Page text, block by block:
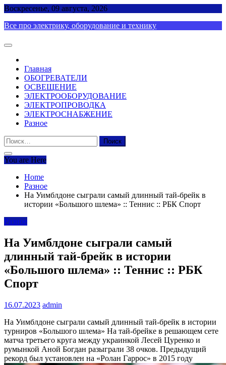
Skip
content
Воскресенье, 09 августа, 2026
Все про электрику, оборудование и технику
Главная
ОБОГРЕВАТЕЛИ
ОСВЕЩЕНИЕ
ЭЛЕКТРООБОРУДОВАНИЕ
ЭЛЕКТРОПРОВОДКА
ЭЛЕКТРОСНАБЖЕНИЕ
Разное
Найти:
You are Here
Home
Разное
На Уимблдоне сыграли самый длинный тай-брейк в
истории «Большого шлема» :: Теннис :: РБК Спорт
Разное
На Уимблдоне сыграли самый
длинный тай-брейк в истории
«Большого шлема» :: Теннис :: РБК
Спорт
16.07.2023 admin
На Уимблдоне сыграли самый длинный тай-брейк в истории
турниров «Большого шлема» На тай-брейке в решающем сете
матча третьего круга между украинкой Лесей Цуренко и
румынкой Аной Богдан разыграли 38 очков. Предыдущий
рекорд был установлен на «Ролан Гаррос» в 2015 году